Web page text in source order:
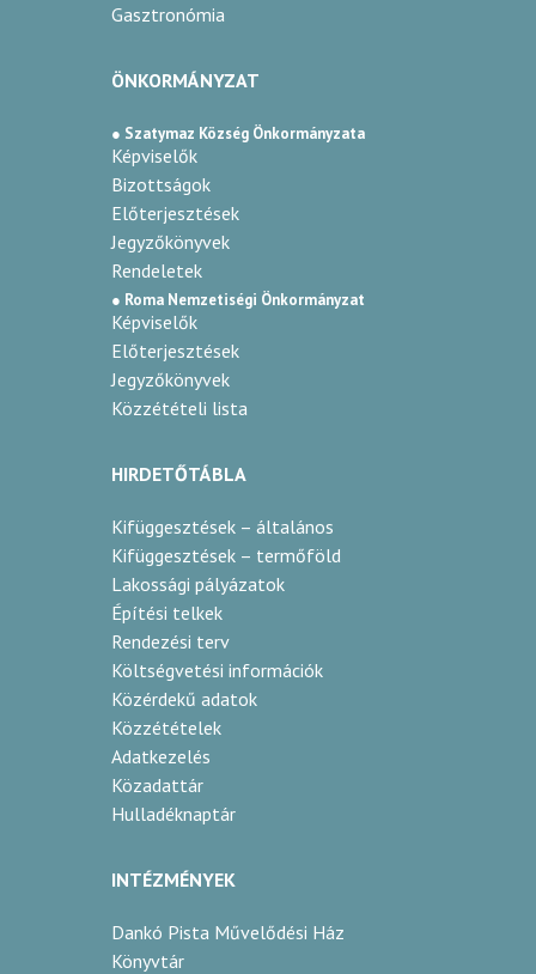
Gasztronómia
ÖNKORMÁNYZAT
● Szatymaz Község Önkormányzata
Képviselők
Bizottságok
Előterjesztések
Jegyzőkönyvek
Rendeletek
● Roma Nemzetiségi Önkormányzat
Képviselők
Előterjesztések
Jegyzőkönyvek
Közzétételi lista
HIRDETŐTÁBLA
Kifüggesztések – általános
Kifüggesztések – termőföld
Lakossági pályázatok
Építési telkek
Rendezési terv
Költségvetési információk
Közérdekű adatok
Közzétételek
Adatkezelés
Közadattár
Hulladéknaptár
INTÉZMÉNYEK
Dankó Pista Művelődési Ház
Könyvtár